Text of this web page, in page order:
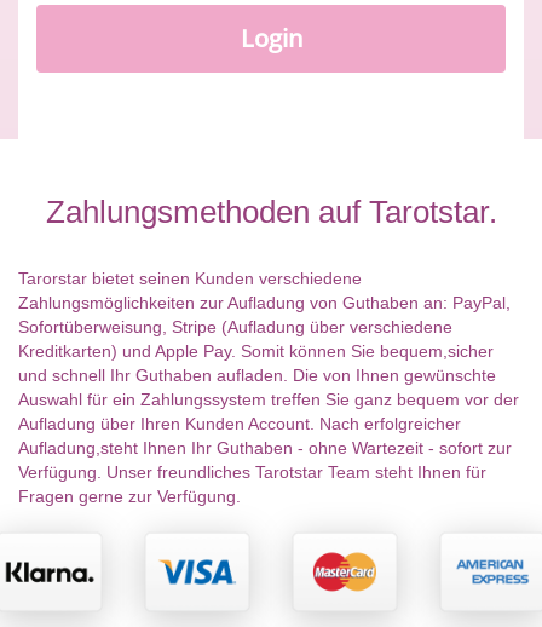
Login
Zahlungsmethoden auf Tarotstar.
Tarorstar bietet seinen Kunden verschiedene
Zahlungsmöglichkeiten zur Aufladung von Guthaben an: PayPal,
Sofortüberweisung, Stripe (Aufladung über verschiedene
Kreditkarten) und Apple Pay. Somit können Sie bequem,sicher
und schnell Ihr Guthaben aufladen. Die von Ihnen gewünschte
Auswahl für ein Zahlungssystem treffen Sie ganz bequem vor der
Aufladung über Ihren Kunden Account. Nach erfolgreicher
Aufladung,steht Ihnen Ihr Guthaben - ohne Wartezeit - sofort zur
Verfügung. Unser freundliches Tarotstar Team steht Ihnen für
Fragen gerne zur Verfügung.